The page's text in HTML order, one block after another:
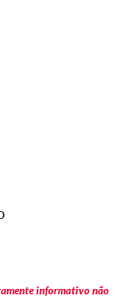
informativo não